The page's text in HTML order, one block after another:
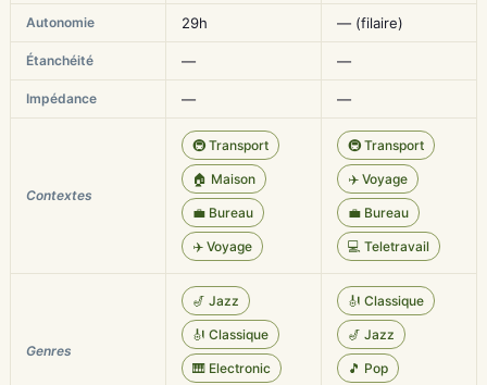
Autonomie 29h — (filaire)
Étanchéité — —
Impédance — —
Contextes
🚇 Transport
🏠 Maison
💼 Bureau
✈️ Voyage
🚇 Transport
✈️ Voyage
💼 Bureau
💻 Teletravail
Genres
🎷 Jazz
🎻 Classique
🎹 Electronic
🎻 Classique
🎷 Jazz
🎵 Pop